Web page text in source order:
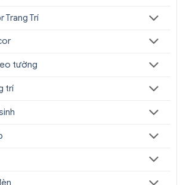
Trí Hiện Đại SC022-
nhập khẩu,
Trang Trí
tường
trí